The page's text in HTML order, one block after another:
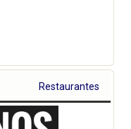
Restaurantes